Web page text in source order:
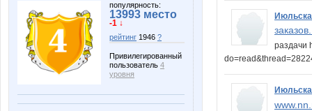
популярность:
13993 место
-1 ↓
рейтинг 1946 ?
Привилегированный
пользователь 4
уровня
раздачи